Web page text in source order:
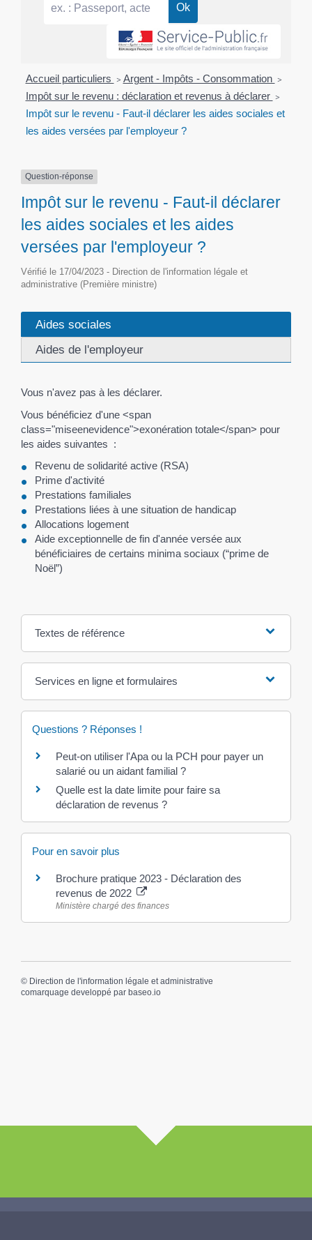
Accueil particuliers > Argent - Impôts - Consommation >
Impôt sur le revenu : déclaration et revenus à déclarer >
Impôt sur le revenu - Faut-il déclarer les aides sociales et
les aides versées par l'employeur ?
Question-réponse
Impôt sur le revenu - Faut-il déclarer
les aides sociales et les aides
versées par l'employeur ?
Vérifié le 17/04/2023 - Direction de l'information légale et
administrative (Première ministre)
Aides sociales
Aides de l'employeur
Vous n'avez pas à les déclarer.
Vous bénéficiez d'une <span
class="miseenevidence">exonération totale</span> pour
les aides suivantes :
Revenu de solidarité active (RSA)
Prime d'activité
Prestations familiales
Prestations liées à une situation de handicap
Allocations logement
Aide exceptionnelle de fin d'année versée aux
bénéficiaires de certains minima sociaux (“prime de
Noël”)
Textes de référence
Services en ligne et formulaires
Questions ? Réponses !
Peut-on utiliser l'Apa ou la PCH pour payer un
salarié ou un aidant familial ?
Quelle est la date limite pour faire sa
déclaration de revenus ?
Pour en savoir plus
Brochure pratique 2023 - Déclaration des
revenus de 2022
Ministère chargé des finances
© Direction de l'information légale et administrative
comarquage developpé par baseo.io